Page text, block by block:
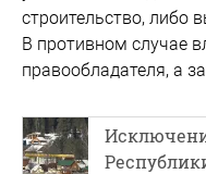
строительство, либо
В противном случае
правообладателя, а